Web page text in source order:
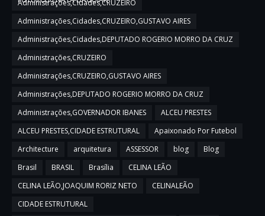
Administrações,Cidades,CRUZEIRO
Administrações,Cidades,CRUZEIRO,GUSTAVO AIRES
Administrações,Cidades,DEPUTADO ROGERIO MORRO DA CRUZ
Administrações,CRUZEIRO
Administrações,CRUZEIRO,GUSTAVO AIRES
Administrações,DEPUTADO ROGERIO MORRO DA CRUZ
Administrações,GOVERNADOR IBANES
ALCEU PRESTES
ALCEU PRESTES,CIDADE ESTRUTURAL
Apaixonado Por Futebol
Architecture
arquitetura ASSESSOR blog
Blog
Brasil
BRASIL Brasília
CELINA LEÃO
CELINA LEÃO,JOAQUIM RORIZ NETO
CELINALEÃO
CIDADE ESTRUTURAL